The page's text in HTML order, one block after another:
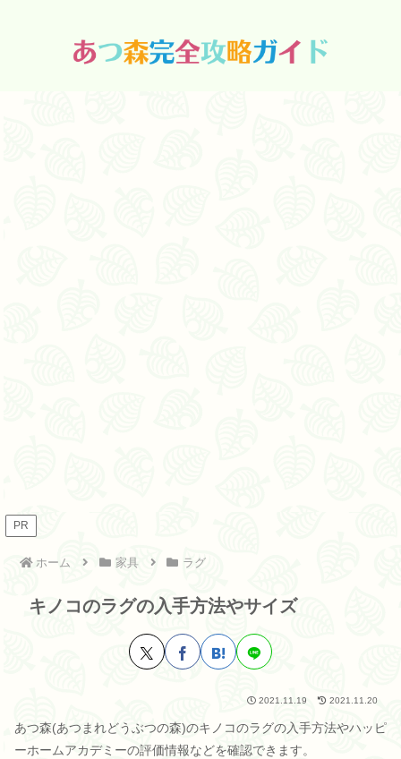
PR
ホーム 家具 ラグ
キノコのラグの入手方法やサイズ
2021.11.19 2021.11.20
あつ森(あつまれどうぶつの森)のキノコのラグの入手方法やハッピ
ーホームアカデミーの評価情報などを確認できます。